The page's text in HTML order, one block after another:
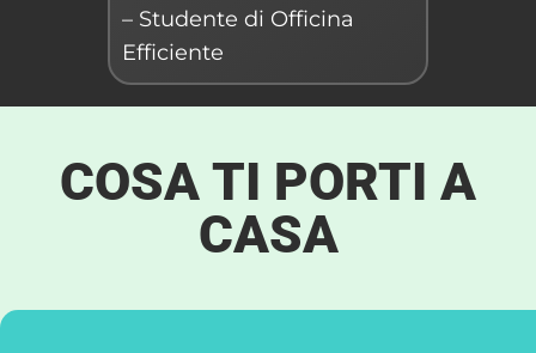
– Studente di Officina
Efficiente
COSA TI PORTI A
CASA